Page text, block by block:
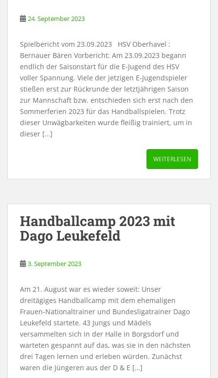
24. September 2023
Spielbericht vom 23.09.2023 HSV Oberhavel :
Bernauer Bären Vorbericht: Am 23.09.2023 begann
endlich der Saisonstart für die E-Jugend des HSV
voller Spannung. Viele der jetzigen E-Jugendspieler
stießen erst zur Rückrunde der letztjährigen Saison
zur Mannschaft bzw. entschieden sich erst nach den
Sommerferien 2023 für das Handballspielen. Trotz
dieser Unwägbarkeiten wurde fleißig trainiert, um in
dieser […]
WEITERLESEN
Handballcamp 2023 mit
Dago Leukefeld
3. September 2023
Am 21. August war es wieder soweit: Unser
dreitägiges Handballcamp mit dem ehemaligen
Frauen-Nationaltrainer und Bundesligatrainer Dago
Leukefeld startete. 43 Jungs und Mädels
versammelten sich in der Halle in Borgsdorf und
warteten gespannt auf das, was sie in den nächsten
drei Tagen lernen und erleben würden. Zunächst
waren die Jüngeren aus der D & E […]